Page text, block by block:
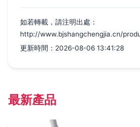
如若轉載，請注明出處：
http://www.bjshangchengjia.cn/
更新時間：2026-08-06 13:41:28
最新產品